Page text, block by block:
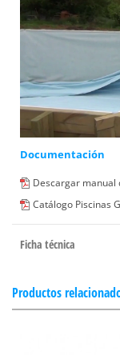
Documentación
Descargar manual
Catálogo Piscinas
Ficha técnica
Productos